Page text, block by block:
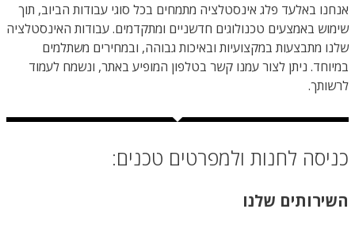
אנחנו באלעד פלג אינסטלציה מתמחים בכל סוגי עבודות הביוב, תוך
שימוש באמצעים טכנולוגים חדשניים ומתקדמים. עבודות האינסטלציה
שלנו מתבצעות במקצועיות ובאיכות גבוהה, ובמחירים משתלמים
במיוחד. ניתן לצור עמנו קשר בטלפון המופיע באתר, ונשמח לעמוד
לרשותך.
כניסה לחנות ולמפרטים טכנים:
השירותים שלנו